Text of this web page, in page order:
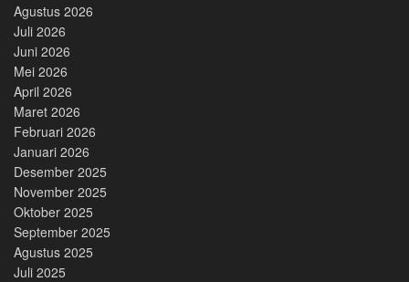
Agustus 2026
Juli 2026
Juni 2026
Mei 2026
April 2026
Maret 2026
Februari 2026
Januari 2026
Desember 2025
November 2025
Oktober 2025
September 2025
Agustus 2025
Juli 2025